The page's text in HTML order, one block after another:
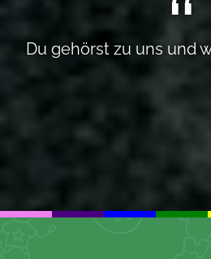
Du gehörst zu uns und